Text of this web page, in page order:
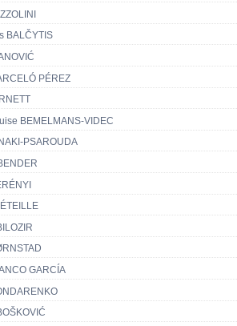
BALČYTIS
PÉREZ
BEMELMANS-VIDEC
PSAROUDA
GARCÍA